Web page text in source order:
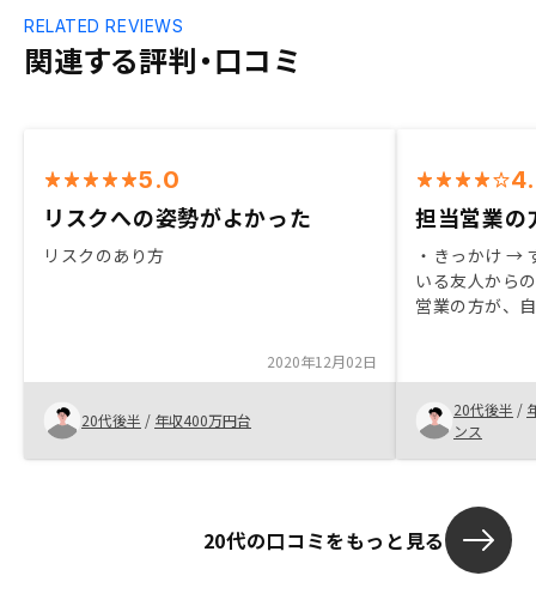
関連する評判・口コミ
RELATED REVIEWS
5.0
リスクへの姿勢がよかった
リスクのあり方
2020年12月02日
20代後半 / 年収400万円台
担当営業の
・きっかけ →
いる友人からの紹介 ・決め
営業の方が、
感じたから。
20代後半 /
ンス
20代の口コミをもっと見る